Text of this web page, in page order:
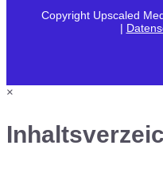
Copyright Upscaled
|
×